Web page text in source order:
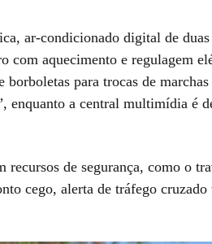
ar-condicionado digital de duas
com aquecimento e regulagem
borboletas para trocas de
enquanto a central multimídia é
de segurança, como o
cego, alerta de tráfego cruzado